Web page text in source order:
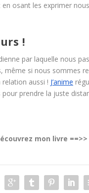
osant les exprimer
!
par laquelle nous
même si nous sommes
aussi ! J’anime
prendre la juste
mon livre